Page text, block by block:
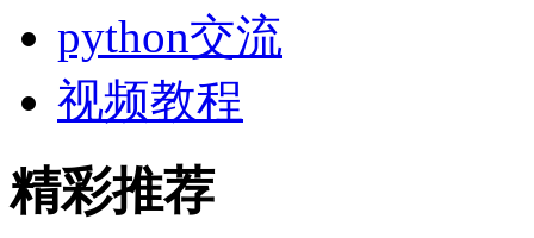
python交流
视频教程
精彩推荐